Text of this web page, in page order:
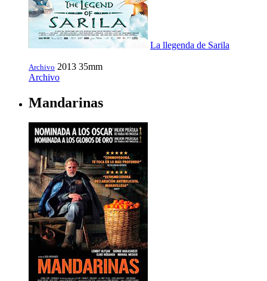
La llegenda de Sarila
Archivo 2013 35mm
Archivo
Mandarinas